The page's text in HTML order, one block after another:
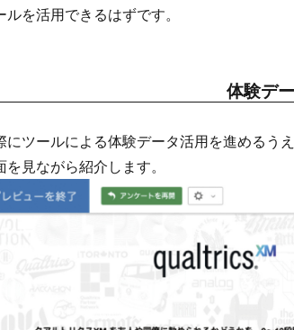
ルを活用できるはずです。
体験デ
にツールによる体験データ活用を進めるう
を見ながら紹介します。